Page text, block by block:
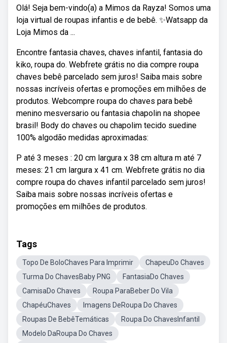
Olá! Seja bem-vindo(a) a Mimos da Rayza! Somos uma
loja virtual de roupas infantis e de bebê. ✨Watsapp da
Loja Mimos da ...
Encontre fantasia chaves, chaves infantil, fantasia do
kiko, roupa do. Webfrete grátis no dia compre roupa
chaves bebê parcelado sem juros! Saiba mais sobre
nossas incríveis ofertas e promoções em milhões de
produtos. Webcompre roupa do chaves para bebê
menino mesversario ou fantasia chapolin na shopee
brasil! Body do chaves ou chapolim tecido suedine
100% algodão medidas aproximadas:
P até 3 meses : 20 cm largura x 38 cm altura m até 7
meses: 21 cm largura x 41 cm. Webfrete grátis no dia
compre roupa do chaves infantil parcelado sem juros!
Saiba mais sobre nossas incríveis ofertas e
promoções em milhões de produtos.
Tags
Topo De BoloChaves Para Imprimir
ChapeuDo Chaves
Turma Do ChavesBaby PNG
FantasiaDo Chaves
CamisaDo Chaves
Roupa ParaBeber Do Vila
ChapéuChaves
Imagens DeRoupa Do Chaves
Roupas De BebêTemáticas
Roupa Do ChavesInfantil
Modelo DaRoupa Do Chaves